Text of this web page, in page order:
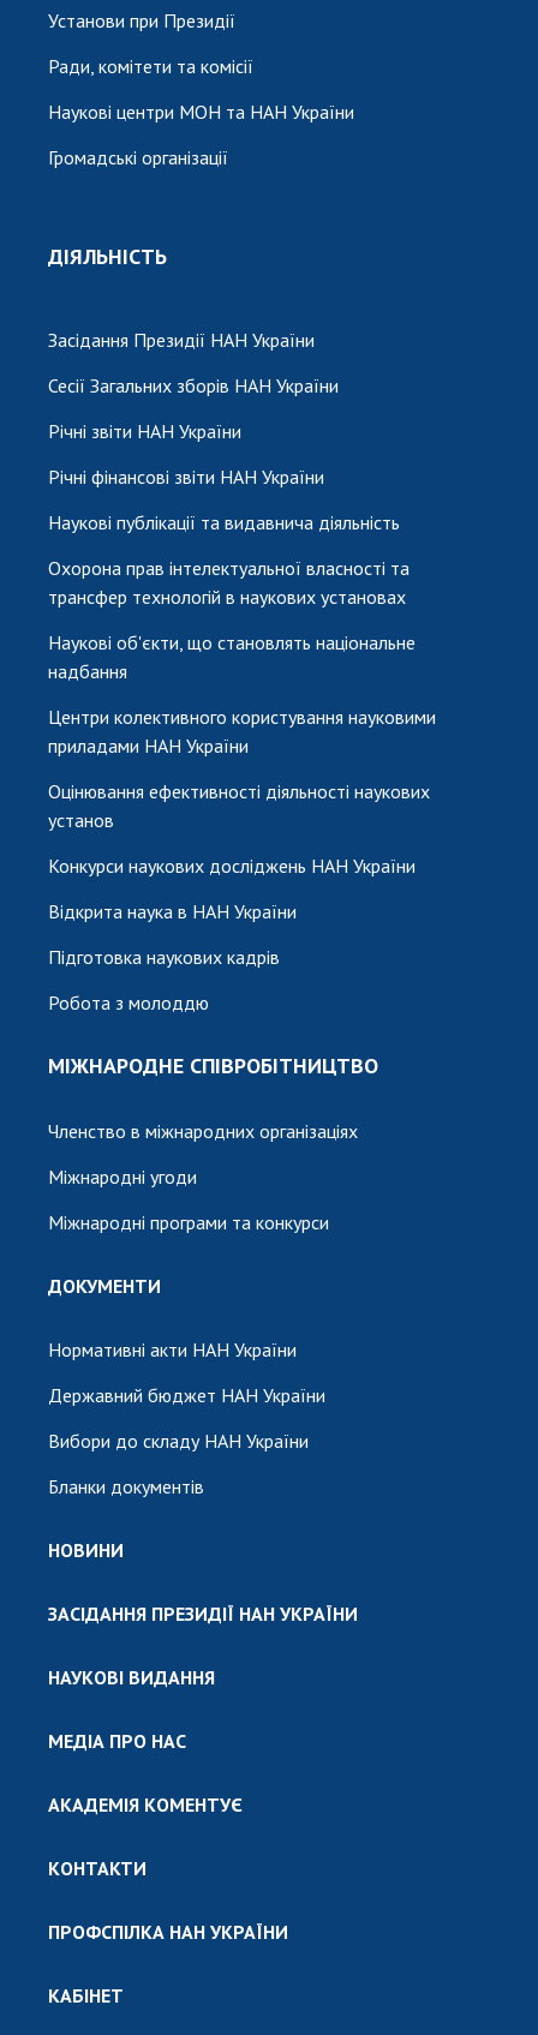
Установи при Президії
Ради, комітети та комісії
Наукові центри МОН та НАН України
Громадські організації
ДІЯЛЬНІСТЬ
Засідання Президії НАН України
Сесії Загальних зборів НАН України
Річні звіти НАН України
Річні фінансові звіти НАН України
Наукові публікації та видавнича діяльність
Охорона прав інтелектуальної власності та
трансфер технологій в наукових установах
Наукові об'єкти, що становлять національне
надбання
Центри колективного користування науковими
приладами НАН України
Оцінювання ефективності діяльності наукових
установ
Конкурси наукових досліджень НАН України
Відкрита наука в НАН України
Підготовка наукових кадрів
Робота з молоддю
МІЖНАРОДНЕ СПІВРОБІТНИЦТВО
Членство в міжнародних організаціях
Міжнародні угоди
Міжнародні програми та конкурси
ДОКУМЕНТИ
Нормативні акти НАН України
Державний бюджет НАН України
Вибори до складу НАН України
Бланки документів
НОВИНИ
ЗАСІДАННЯ ПРЕЗИДІЇ НАН УКРАЇНИ
НАУКОВІ ВИДАННЯ
МЕДІА ПРО НАС
АКАДЕМІЯ КОМЕНТУЄ
КОНТАКТИ
ПРОФСПІЛКА НАН УКРАЇНИ
КАБІНЕТ